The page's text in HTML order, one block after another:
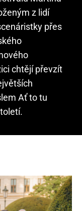
z lidí
přes
chtějí převzít
Ať to tu